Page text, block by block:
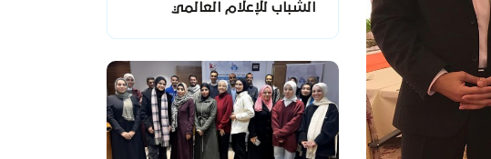
الشباب للإعلام العالمي